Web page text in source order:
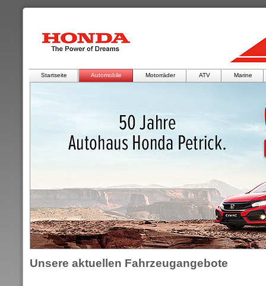
Startseite Automobile Motorräder ATV Marine
Unsere aktuellen Fahrzeugangebote